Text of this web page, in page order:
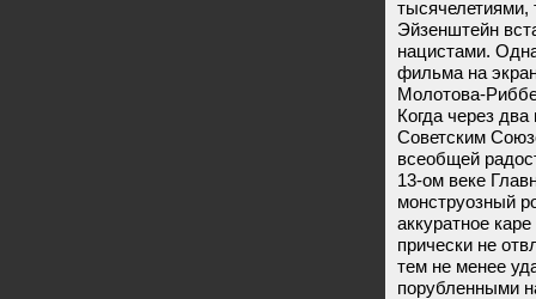
тысячелетиями,
Эйзенштейн
нацистами.
фильма на
Молотова-
Когда через
Советским
всеобщей
13-ом веке
монструозный
аккуратное
прически не
тем не менее
порубленными